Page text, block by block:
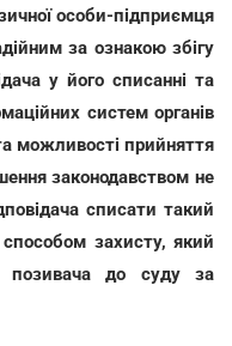
особи-підприємця
за ознакою збігу
у його списанні та
систем органів
можливості прийняття
законодавством не
списати такий
захисту, який
позивача до суду за